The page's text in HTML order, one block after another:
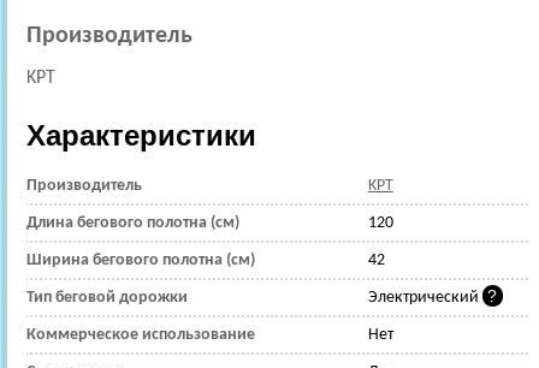
Производитель
KPT
Характеристики
Производитель KPT
Длина бегового полотна (см) 120
Ширина бегового полотна (см) 42
Тип беговой дорожки Электрический
Коммерческое использование Нет